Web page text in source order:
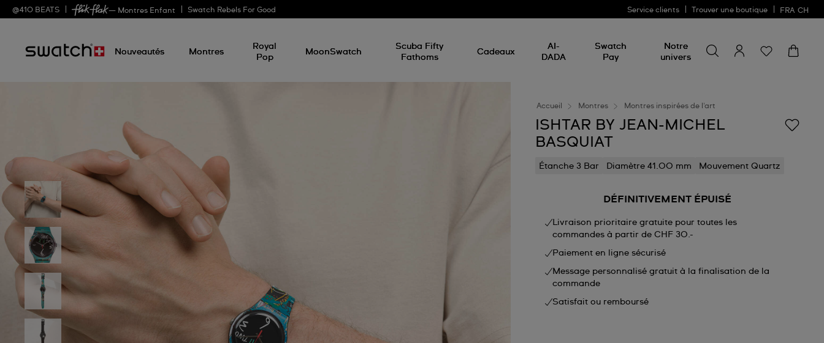
@410 BEATS — Montres Enfant Swatch Rebels For Good Service clients Trouver une boutique FRA CH
Nouveautés Montres
Royal
Pop
MoonSwatch
Scuba Fifty
Fathoms
Cadeaux
AI-
DADA
Swatch
Pay
Notre
univers
un
produit
Accueil Montres Montres inspirées de l'art
ISHTAR BY JEAN-MICHEL
BASQUIAT
Étanche 3 Bar Diamètre 41.00 mm Mouvement Quartz
DÉFINITIVEMENT ÉPUISÉ
Livraison prioritaire gratuite pour toutes les
commandes à partir de CHF 30.-
Paiement en ligne sécurisé
Message personnalisé gratuit à la finalisation de la
commande
Satisfait ou remboursé